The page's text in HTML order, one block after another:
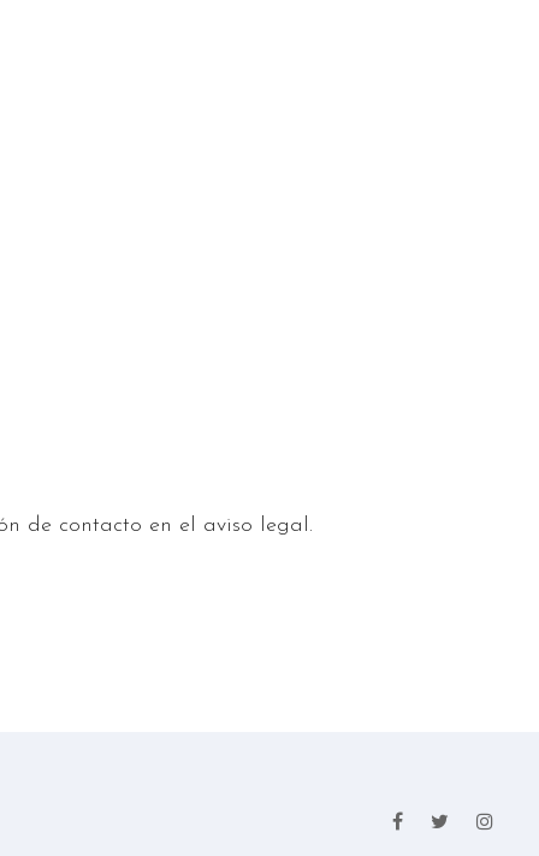
de contacto en el aviso legal.